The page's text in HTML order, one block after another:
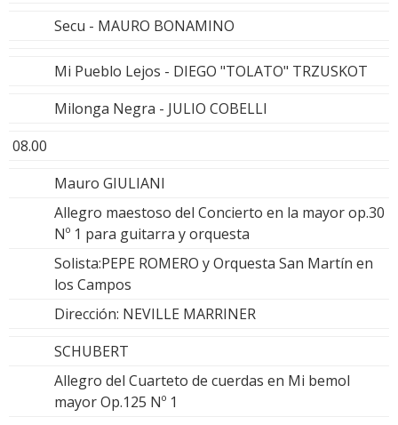
Secu - MAURO BONAMINO
Mi Pueblo Lejos - DIEGO "TOLATO" TRZUSKOT
Milonga Negra - JULIO COBELLI
08.00
Mauro GIULIANI
Allegro maestoso del Concierto en la mayor op.30
Nº 1 para guitarra y orquesta
Solista:PEPE ROMERO y Orquesta San Martín en
los Campos
Dirección: NEVILLE MARRINER
SCHUBERT
Allegro del Cuarteto de cuerdas en Mi bemol
mayor Op.125 Nº 1